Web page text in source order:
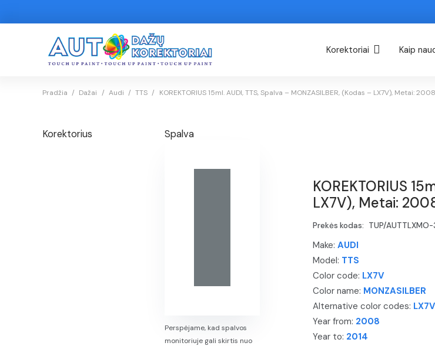
Korektoriai Kaip
Pradžia / Dažai / Audi / TTS / KOREKTORIUS 15ml. AUDI, TTS, Spalva – MONZASILBER, (Kodas – LX7V), Metai:
Korektorius Spalva
Perspėjame, kad spalvos
monitoriuje gali skirtis nuo
KOREKTORIUS
LX7V), Metai:
Prekės kodas: TUP/AUTTLXMO-
Make: AUDI
Model: TTS
Color code: LX7V
Color name: MONZASILBER
Alternative color codes: LX7V
Year from: 2008
Year to: 2014